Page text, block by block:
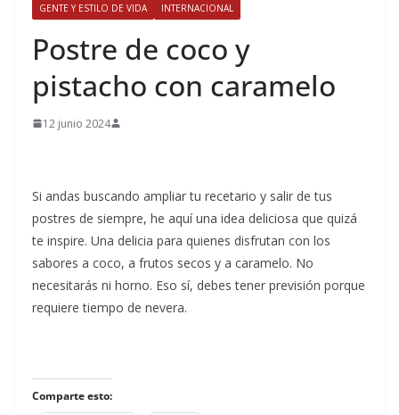
GENTE Y ESTILO DE VIDA INTERNACIONAL
​Postre de coco y
pistacho con caramelo
12 junio 2024
Si andas buscando ampliar tu recetario y salir de tus
postres de siempre, he aquí una idea deliciosa que quizá
te inspire. Una delicia para quienes disfrutan con los
sabores a coco, a frutos secos y a caramelo. No
necesitarás ni horno. Eso sí, debes tener previsión porque
requiere tiempo de nevera.
Comparte esto: